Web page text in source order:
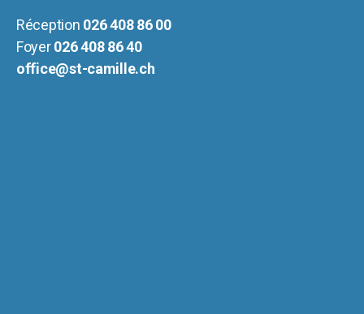
Réception 026 408 86 00
Foyer026 408 86 40
office@st-camille.ch